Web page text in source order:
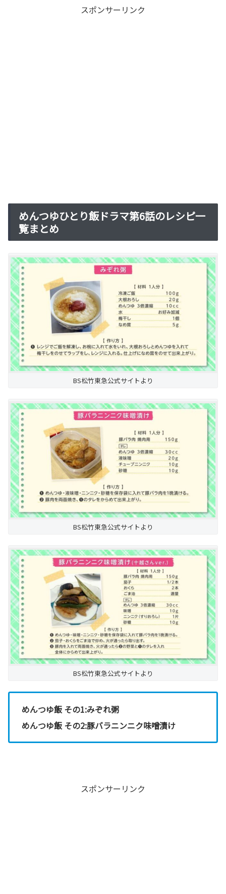
スポンサーリンク
めんつゆひとり飯ドラマ第6話のレシピ一
覧まとめ
BS松竹東急公式サイトより
BS松竹東急公式サイトより
BS松竹東急公式サイトより
めんつゆ飯 その1:みぞれ粥
めんつゆ飯 その2:豚バラニンニク味噌漬け
スポンサーリンク